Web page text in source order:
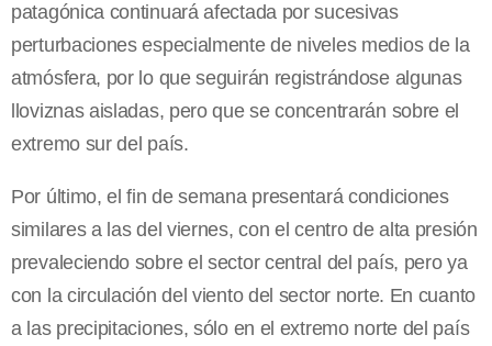
patagónica continuará afectada por sucesivas
perturbaciones especialmente de niveles medios de la
atmósfera, por lo que seguirán registrándose algunas
lloviznas aisladas, pero que se concentrarán sobre el
extremo sur del país.
Por último, el fin de semana presentará condiciones
similares a las del viernes, con el centro de alta presión
prevaleciendo sobre el sector central del país, pero ya
con la circulación del viento del sector norte. En cuanto
a las precipitaciones, sólo en el extremo norte del país